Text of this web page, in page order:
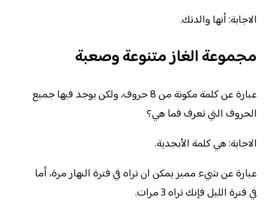
الاجابة: أنها والدتك.
مجموعة الغاز متنوعة وصعبة
عبارة عن كلمة مكونة من 8 حروف، ولكن يوجد فيها جميع
الحروف التي تعرف فما هي؟
الاجابة: هي كلمة الأبجدية.
عبارة عن شيء مميز يمكن ان تراه في فترة النهار مرة، أما
في فترة الليل فإنك تراه 3 مرات.